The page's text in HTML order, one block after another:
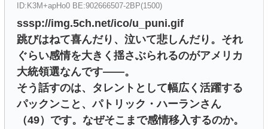
ID:K3M+apHo0 BE:902666507-2BP(1500)
sssp://img.5ch.net/ico/u_puni.gif
跳びはねて喜んだり、泣いて悲しんだり。それ
ぐらい感情を大きく揺さぶられるのがアメリカ
大統領選なんです――。
そう話すのは、タレントとして幅広く活躍する
パックンこと、パトリック・ハーランさん
（49）です。なぜそこまで感情移入するのか。